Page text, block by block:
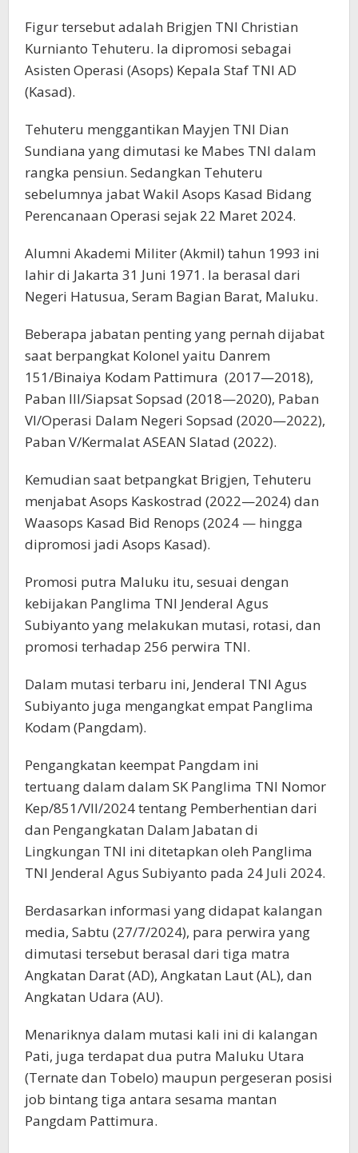
Figur tersebut adalah Brigjen TNI Christian
Kurnianto Tehuteru. Ia dipromosi sebagai
Asisten Operasi (Asops) Kepala Staf TNI AD
(Kasad).
Tehuteru menggantikan Mayjen TNI Dian
Sundiana yang dimutasi ke Mabes TNI dalam
rangka pensiun. Sedangkan Tehuteru
sebelumnya jabat Wakil Asops Kasad Bidang
Perencanaan Operasi sejak 22 Maret 2024.
Alumni Akademi Militer (Akmil) tahun 1993 ini
lahir di Jakarta 31 Juni 1971. Ia berasal dari
Negeri Hatusua, Seram Bagian Barat, Maluku.
Beberapa jabatan penting yang pernah dijabat
saat berpangkat Kolonel yaitu Danrem
151/Binaiya Kodam Pattimura (2017—2018),
Paban III/Siapsat Sopsad (2018—2020), Paban
VI/Operasi Dalam Negeri Sopsad (2020—2022),
Paban V/Kermalat ASEAN Slatad (2022).
Kemudian saat betpangkat Brigjen, Tehuteru
menjabat Asops Kaskostrad (2022—2024) dan
Waasops Kasad Bid Renops (2024 — hingga
dipromosi jadi Asops Kasad).
Promosi putra Maluku itu, sesuai dengan
kebijakan Panglima TNI Jenderal Agus
Subiyanto yang melakukan mutasi, rotasi, dan
promosi terhadap 256 perwira TNI.
Dalam mutasi terbaru ini, Jenderal TNI Agus
Subiyanto juga mengangkat empat Panglima
Kodam (Pangdam).
Pengangkatan keempat Pangdam ini
tertuang dalam dalam SK Panglima TNI Nomor
Kep/851/VII/2024 tentang Pemberhentian dari
dan Pengangkatan Dalam Jabatan di
Lingkungan TNI ini ditetapkan oleh Panglima
TNI Jenderal Agus Subiyanto pada 24 Juli 2024.
Berdasarkan informasi yang didapat kalangan
media, Sabtu (27/7/2024), para perwira yang
dimutasi tersebut berasal dari tiga matra
Angkatan Darat (AD), Angkatan Laut (AL), dan
Angkatan Udara (AU).
Menariknya dalam mutasi kali ini di kalangan
Pati, juga terdapat dua putra Maluku Utara
(Ternate dan Tobelo) maupun pergeseran posisi
job bintang tiga antara sesama mantan
Pangdam Pattimura.